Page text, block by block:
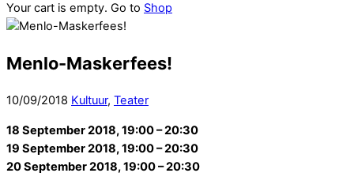
Your cart is empty. Go to Shop
Menlo-Maskerfees!
10/09/2018 Kultuur, Teater
18 September2018,19:00– 20:30
19 September2018,19:00– 20:30
20 September2018,19:00– 20:30